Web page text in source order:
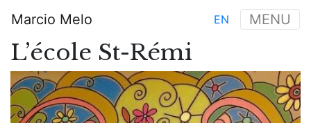
au
contenu
principal
Main
navigation
Marcio Melo MENU
EN
L’école St-Rémi